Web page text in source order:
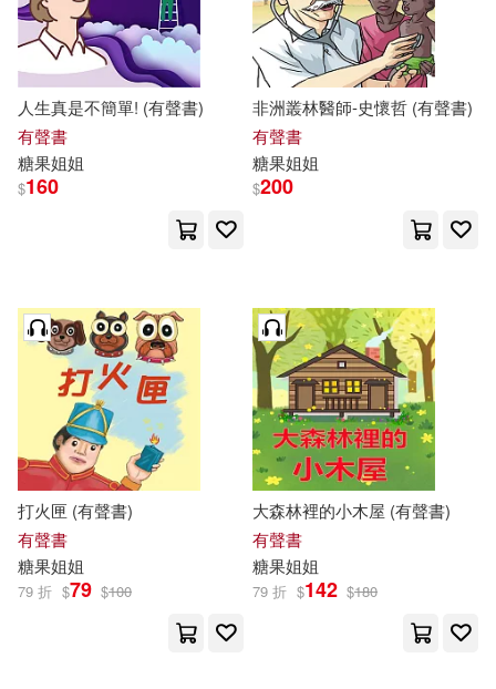
人生真是不簡單! (有聲書)
有聲書
糖果姐姐
$160
非洲叢林醫師-史懷哲 (有聲書)
有聲書
糖果姐姐
$200
打火匣 (有聲書)
有聲書
糖果姐姐
79 折 $79 $100
大森林裡的小木屋 (有聲書)
有聲書
糖果姐姐
79 折 $142 $180